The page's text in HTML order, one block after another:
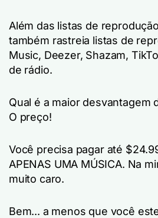
Além das listas de
também rastreia listas de
Music, Deezer, Shazam,
de rádio.
Qual é a maior desvantagem
O preço!
Você precisa pagar até
APENAS UMA MÚSICA. Na
muito caro.
Bem... a menos que você